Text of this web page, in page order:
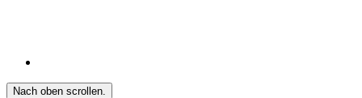
Nach oben scrollen.